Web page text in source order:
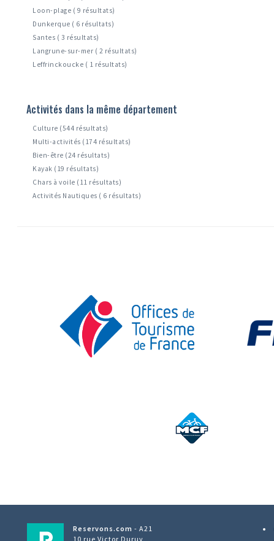
Loon-plage ( 9 résultats)
Dunkerque ( 6 résultats)
Santes ( 3 résultats)
Langrune-sur-mer ( 2 résultats)
Leffrinckoucke ( 1 résultats)
Activités dans la même département
Culture (544 résultats)
Multi-activités (174 résultats)
Bien-être (24 résultats)
Kayak (19 résultats)
Chars à voile (11 résultats)
Activités Nautiques ( 6 résultats)
Reservons.com - A21
10 rue Victor Duruy